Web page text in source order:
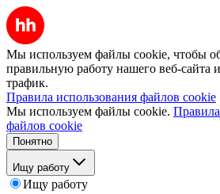
Мы используем файлы cookie, чтобы
правильную работу нашего веб-сайта
трафик.
Правила использования файлов cookie
Мы используем файлы cookie.
файлов cookie
Понятно
Ищу работу
Ищу работу